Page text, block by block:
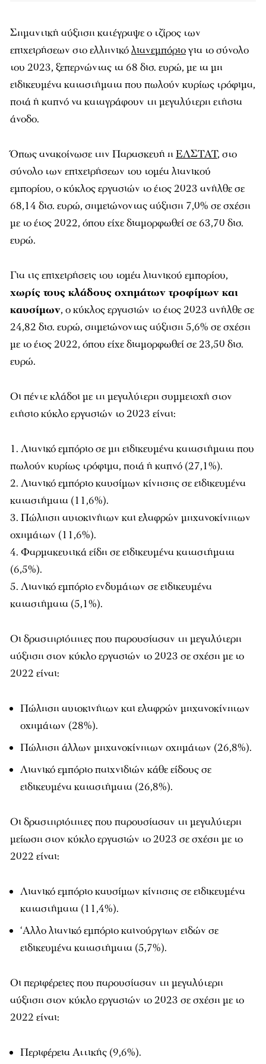
Σημαντική αύξηση κατέγραψε ο τζίρος των
επιχειρήσεων στο ελληνικόλιανεμπόριογια το σύνολο
του 2023, ξεπερνώντας τα 68 δισ. ευρώ, με τα μη
ειδικευμένα καταστήματα που πωλούν κυρίως τρόφιμα,
ποτά ή καπνό να καταγράφουν τη μεγαλύτερη ετήσια
άνοδο.
Όπως ανακοίνωσε την Παρασκευή ηΕΛΣΤΑΤ, στο
σύνολο των επιχειρήσεων του τομέα λιανικού
εμπορίου, ο κύκλος εργασιών το έτος 2023 ανήλθε σε
68,14 δισ. ευρώ, σημειώνοντας αύξηση 7,0% σε σχέση
με το έτος 2022, όπου είχε διαμορφωθεί σε 63,70 δισ.
ευρώ.
Για τις επιχειρήσεις του τομέα λιανικού εμπορίου,
χωρίς τους κλάδους οχημάτων τροφίμων και
καυσίμων, ο κύκλος εργασιών το έτος 2023 ανήλθε σε
24,82 δισ. ευρώ, σημειώνοντας αύξηση 5,6% σε σχέση
με το έτος 2022, όπου είχε διαμορφωθεί σε 23,50 δισ.
ευρώ.
Οι πέντε κλάδοι με τη μεγαλύτερη συμμετοχή στον
ετήσιο κύκλο εργασιών το 2023 είναι:
Λιανικό εμπόριο σε μη ειδικευμένα καταστήματα που
πωλούν κυρίως τρόφιμα, ποτά ή καπνό (27,1%).
Λιανικό εμπόριο καυσίμων κίνησης σε ειδικευμένα
καταστήματα (11,6%).
Πώληση αυτοκινήτων και ελαφρών μηχανοκίνητων
οχημάτων (11,6%).
Φαρμακευτικά είδη σε ειδικευμένα καταστήματα
(6,5%).
Λιανικό εμπόριο ενδυμάτων σε ειδικευμένα
καταστήματα (5,1%).
Οι δραστηριότητες που παρουσίασαν τη μεγαλύτερη
αύξηση στον κύκλο εργασιών το 2023 σε σχέση με το
2022 είναι:
Πώληση αυτοκινήτων και ελαφρών μηχανοκίνητων
οχημάτων (28%).
Πώληση άλλων μηχανοκίνητων οχημάτων (26,8%).
Λιανικό εμπόριο παιχνιδιών κάθε είδους σε
ειδικευμένα καταστήματα (26,8%).
Οι δραστηριότητες που παρουσίασαν τη μεγαλύτερη
μείωση στον κύκλο εργασιών το 2023 σε σχέση με το
2022 είναι:
Λιανικό εμπόριο καυσίμων κίνησης σε ειδικευμένα
καταστήματα (11,4%).
‘Αλλο λιανικό εμπόριο καινούργιων ειδών σε
ειδικευμένα καταστήματα (5,7%).
Οι περιφέρειες που παρουσίασαν τη μεγαλύτερη
αύξηση στον κύκλο εργασιών το 2023 σε σχέση με το
2022 είναι:
Περιφέρεια Αττικής (9,6%).